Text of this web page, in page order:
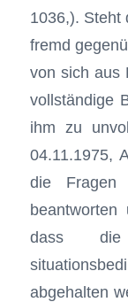
1036,). Steht
fremd
von sich aus
vollständige
ihm zu
04.11.1975,
die Fragen
beantworten
dass
abgehalten